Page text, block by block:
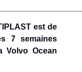
est de
7 semaines
Volvo Ocean